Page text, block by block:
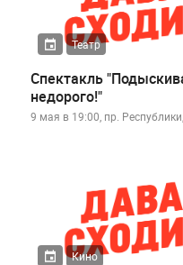
Театр
Спектакль
недорого!"
9 мая в 19:00, пр.
Кино